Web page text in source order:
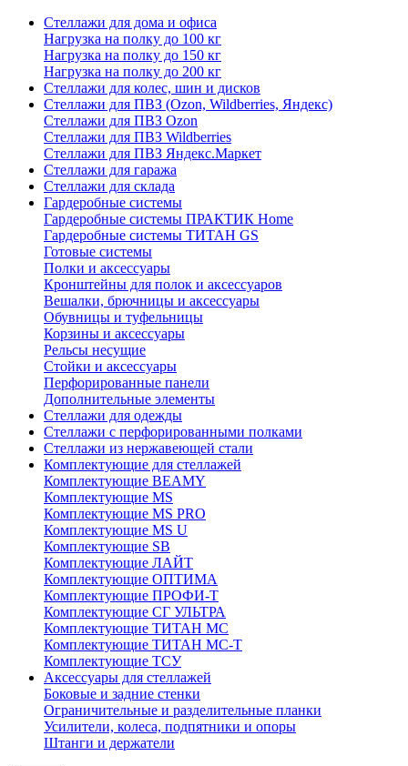
Стеллажи для дома и офиса
Нагрузка на полку до 100 кг
Нагрузка на полку до 150 кг
Нагрузка на полку до 200 кг
Стеллажи для колес, шин и дисков
Стеллажи для ПВЗ (Ozon, Wildberries, Яндекс)
Стеллажи для ПВЗ Ozon
Стеллажи для ПВЗ Wildberries
Стеллажи для ПВЗ Яндекс.Маркет
Стеллажи для гаража
Стеллажи для склада
Гардеробные системы
Гардеробные системы ПРАКТИК Home
Гардеробные системы ТИТАН GS
Готовые системы
Полки и аксессуары
Кронштейны для полок и аксессуаров
Вешалки, брючницы и аксессуары
Обувницы и туфельницы
Корзины и аксессуары
Рельсы несущие
Стойки и аксессуары
Перфорированные панели
Дополнительные элементы
Стеллажи для одежды
Стеллажи с перфорированными полками
Стеллажи из нержавеющей стали
Комплектующие для стеллажей
Комплектующие BEAMY
Комплектующие MS
Комплектующие MS PRO
Комплектующие MS U
Комплектующие SB
Комплектующие ЛАЙТ
Комплектующие ОПТИМА
Комплектующие ПРОФИ-Т
Комплектующие СГ УЛЬТРА
Комплектующие ТИТАН МС
Комплектующие ТИТАН МС-Т
Комплектующие ТСУ
Аксессуары для стеллажей
Боковые и задние стенки
Ограничительные и разделительные планки
Усилители, колеса, подпятники и опоры
Штанги и держатели